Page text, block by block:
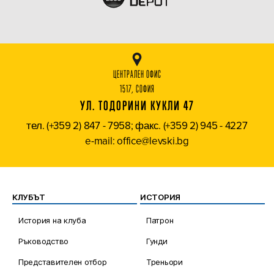
ЦЕНТРАЛЕН ОФИС
1517, СОФИЯ
УЛ. ТОДОРИНИ КУКЛИ 47
тел. (+359 2) 847 - 7958; факс. (+359 2) 945 - 4227
e-mail: office@levski.bg
КЛУБЪТ
История на клуба
Ръководство
Представителен отбор
ИСТОРИЯ
Патрон
Гунди
Треньори